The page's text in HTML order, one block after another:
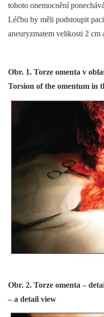
tohoto onemocnění
Léčbu by měli podstoupit
aneuryzmatem velikosti 2 cm
Obr. 1. Torze omenta v
Torsion of the omentum in
Obr. 2. Torze omenta –
– a detail view